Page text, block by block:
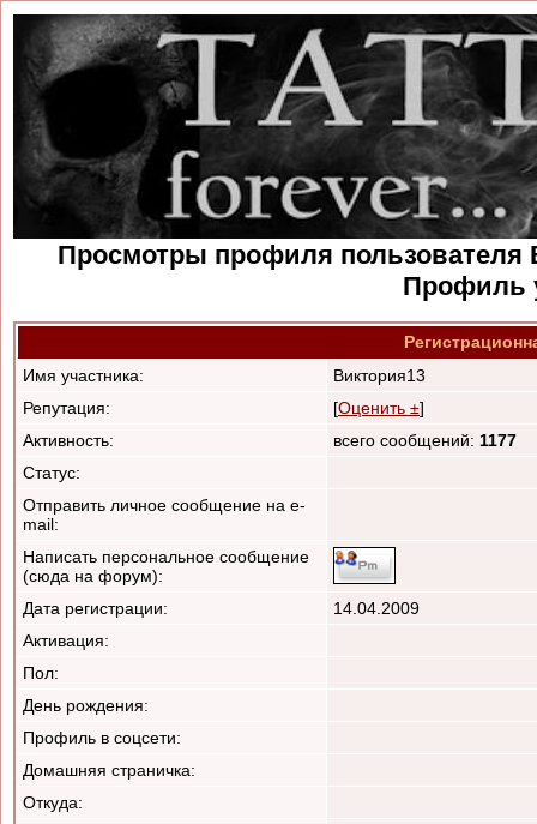
Просмотры профиля пользователя
Профиль
Имя участника:
Виктория13
Репутация:
[Оценить ±]
Активность:
всего сообщений: 1177
Статус:
Отправить личное сообщение на e-
mail:
Написать персональное сообщение
(сюда на форум):
Дата регистрации:
14.04.2009
Активация:
Пол:
День рождения:
Профиль в соцсети:
Домашняя страничка:
Откуда: